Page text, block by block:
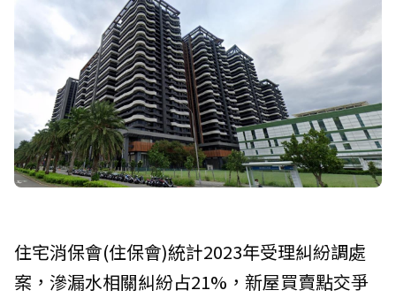
住宅消保會(住保會)統計2023年受理糾紛調處
案，滲漏水相關糾紛占21%，新屋買賣點交爭